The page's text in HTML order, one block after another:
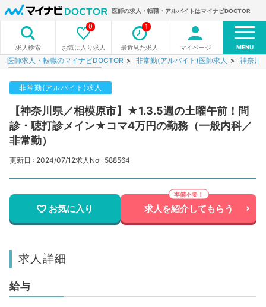
医師の求人・転職・アルバイトはマイナビDOCTOR
求人検索 お気に入り求人
0
最近見た求人
1
マイページ MENU
医師求人・転職のマイナビDOCTOR 非常勤(アルバイト)医師求人 神奈川
非常勤(アルバイト)求人
【神奈川県／相模原市】★1.3.5週の土曜午前！問
診・聴打診メイン★コマ4万円の勤務（一般内科／
非常勤）
更新日 : 2024/07/12求人No : 588564
お気に入り 求人を紹介してもらう
求人詳細
給与